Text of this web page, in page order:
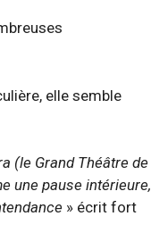
elle semble
(le Grand Théâtre de
une pause intérieure,
» écrit fort